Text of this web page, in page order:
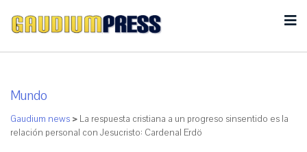
Mundo
Gaudium news > La respuesta cristiana a un progreso sinsentido es la
relación personal con Jesucristo: Cardenal Erdö